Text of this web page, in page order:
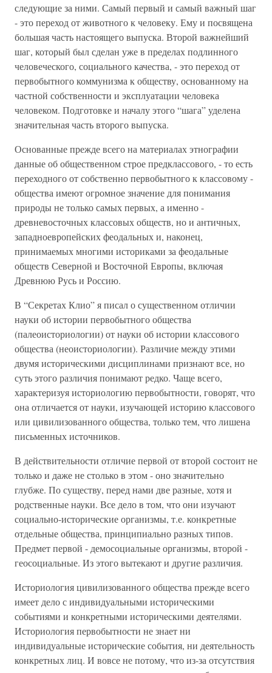
следующие за ними. Самый первый и самый важный шаг
- это переход от животного к человеку. Ему и посвящена
большая часть настоящего выпуска. Второй важнейший
шаг, который был сделан уже в пределах подлинного
человеческого, социального качества, - это переход от
первобытного коммунизма к обществу, основанному на
частной собственности и эксплуатации человека
человеком. Подготовке и началу этого “шага” уделена
значительная часть второго выпуска.
Основанные прежде всего на материалах этнографии
данные об общественном строе предклассового, - то есть
переходного от собственно первобытного к классовому -
общества имеют огромное значение для понимания
природы не только самых первых, а именно -
древневосточных классовых обществ, но и античных,
западноевропейских феодальных и, наконец,
принимаемых многими историками за феодальные
обществ Северной и Восточной Европы, включая
Древнюю Русь и Россию.
В “Секретах Клио” я писал о существенном отличии
науки об истории первобытного общества
(палеоисториологии) от науки об истории классового
общества (неоисториологии). Различие между этими
двумя историческими дисциплинами признают все, но
суть этого различия понимают редко. Чаще всего,
характеризуя историологию первобытности, говорят, что
она отличается от науки, изучающей историю классового
или цивилизованного общества, только тем, что лишена
письменных источников.
В действительности отличие первой от второй состоит не
только и даже не столько в этом - оно значительно
глубже. По существу, перед нами две разные, хотя и
родственные науки. Все дело в том, что они изучают
социально-исторические организмы, т.е. конкретные
отдельные общества, принципиально разных типов.
Предмет первой - демосоциальные организмы, второй -
геосоциальные. Из этого вытекают и другие различия.
Историология цивилизованного общества прежде всего
имеет дело с индивидуальными историческими
событиями и конкретными историческими деятелями.
Историология первобытности не знает ни
индивидуальные исторические события, ни деятельность
конкретных лиц. И вовсе не потому, что из-за отсутствия